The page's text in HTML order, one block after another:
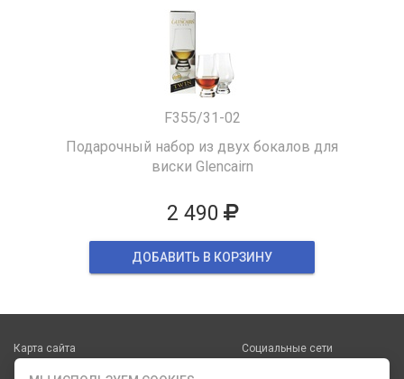
F355/31-02
Подарочный набор из двух бокалов для
виски Glencairn
2 490
ДОБАВИТЬ В КОРЗИНУ
Карта сайта Социальные сети